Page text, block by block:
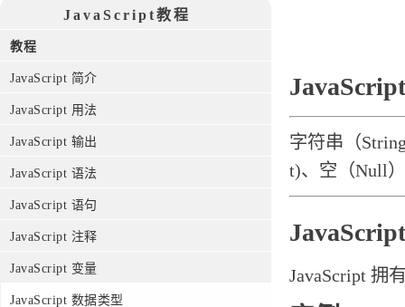
JavaScript教程
教程
JavaScript 简介
JavaScript 用法
JavaScript 输出
JavaScript 语法
JavaScript 语句
JavaScript 注释
JavaScript 变量
JavaScript 数据类型
字符串（
t)、空（Null
JavaScript 拥